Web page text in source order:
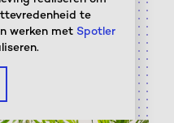
te
werken met Spotler